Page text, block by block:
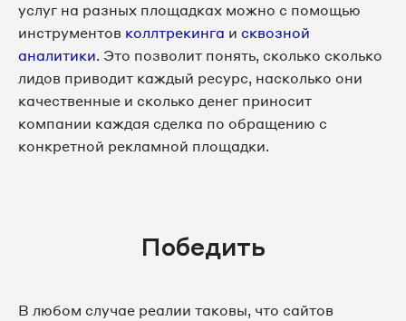
услуг на разных площадках можно с помощью
инструментов коллтрекинга и сквозной
аналитики. Это позволит понять, сколько сколько
лидов приводит каждый ресурс, насколько они
качественные и сколько денег приносит
компании каждая сделка по обращению с
конкретной рекламной площадки.
Победить
В любом случае реалии таковы, что сайтов